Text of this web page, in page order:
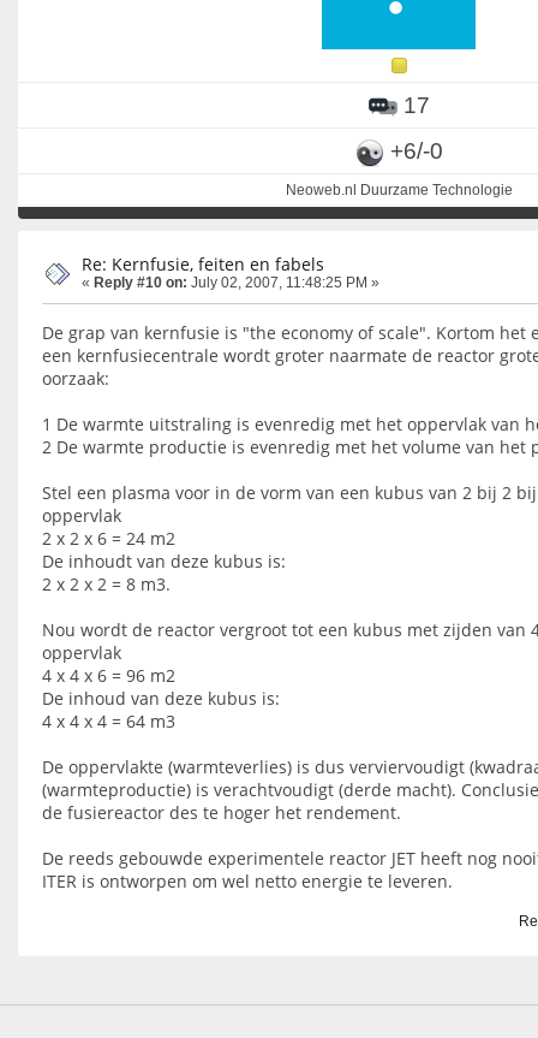
17
+6/-0
Neoweb.nl Duurzame Technologie
Re: Kernfusie, feiten en fabels
« Reply #10 on: July 02, 2007, 11:48:25 PM »
De grap van kernfusie is "the economy of scale". Kortom het
een kernfusiecentrale wordt groter naarmate de reactor
oorzaak:
1 De warmte uitstraling is evenredig met het oppervlak van
2 De warmte productie is evenredig met het volume van het
Stel een plasma voor in de vorm van een kubus van 2 bij 2
oppervlak
2 x 2 x 6 = 24 m2
De inhoudt van deze kubus is:
2 x 2 x 2 = 8 m3.
Nou wordt de reactor vergroot tot een kubus met zijden van
oppervlak
4 x 4 x 6 = 96 m2
De inhoud van deze kubus is:
4 x 4 x 4 = 64 m3
De oppervlakte (warmteverlies) is dus verviervoudigt
(warmteproductie) is verachtvoudigt (derde macht).
de fusiereactor des te hoger het rendement.
De reeds gebouwde experimentele reactor JET heeft nog
ITER is ontworpen om wel netto energie te leveren.